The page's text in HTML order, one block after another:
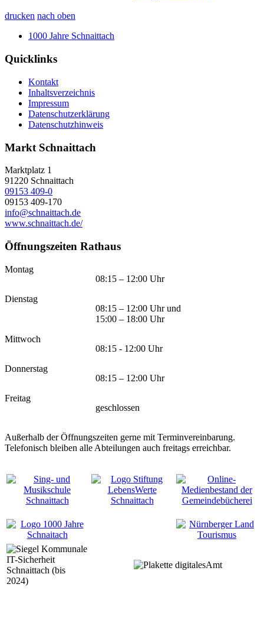
drucken nach oben
1000 Jahre Schnaittach
Quicklinks
Kontakt
Inhaltsverzeichnis
Impressum
Datenschutzerklärung
Datenschutzhinweis
Markt Schnaittach
Marktplatz 1
91220 Schnaittach
09153 409-0
09153 409-170
info@schnaittach.de
www.schnaittach.de/
Öffnungszeiten Rathaus
Montag
08:15 – 12:00 Uhr
Dienstag
08:15 – 12:00 Uhr und
15:00 – 18:00 Uhr
Mittwoch
08:15 - 12:00 Uhr
Donnerstag
08:15 – 12:00 Uhr
Freitag
geschlossen
Außerhalb der Öffnungszeiten gerne mit Terminvereinbarung.
Telefonisch bleiben alle Abteilungen auch freitags erreichbar.